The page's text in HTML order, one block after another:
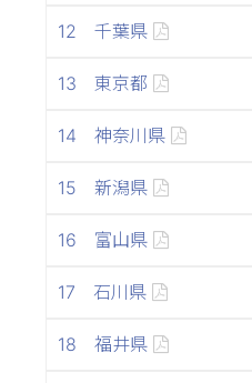
12 千葉県
13 東京都
14 神奈川県
15 新潟県
16 富山県
17 石川県
18 福井県